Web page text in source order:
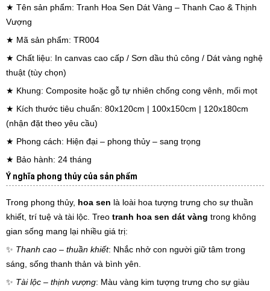
★ Tên sản phẩm: Tranh Hoa Sen Dát Vàng – Thanh Cao & Thịnh
Vượng
★ Mã sản phẩm: TR004
★ Chất liệu: In canvas cao cấp / Sơn dầu thủ công / Dát vàng nghệ
thuật (tùy chọn)
★ Khung: Composite hoặc gỗ tự nhiên chống cong vênh, mối mọt
★ Kích thước tiêu chuẩn: 80x120cm | 100x150cm | 120x180cm
(nhận đặt theo yêu cầu)
★ Phong cách: Hiện đại – phong thủy – sang trọng
★ Bảo hành: 24 tháng
Ý nghĩa phong thủy của sản phẩm
Trong phong thủy, hoa sen là loài hoa tượng trưng cho sự thuần
khiết, trí tuệ và tài lộc. Treo tranh hoa sen dát vàng trong không
gian sống mang lại nhiều giá trị:
✨ Thanh cao – thuần khiết: Nhắc nhở con người giữ tâm trong
sáng, sống thanh thản và bình yên.
✨ Tài lộc – thịnh vượng: Màu vàng kim tượng trưng cho sự giàu